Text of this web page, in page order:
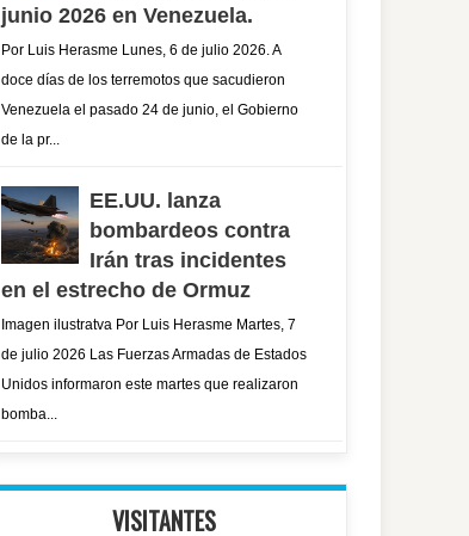
junio 2026 en Venezuela.
Por Luis Herasme Lunes, 6 de julio 2026. A
doce días de los terremotos que sacudieron
Venezuela el pasado 24 de junio, el Gobierno
de la pr...
EE.UU. lanza
bombardeos contra
Irán tras incidentes
en el estrecho de Ormuz
Imagen ilustratva Por Luis Herasme Martes, 7
de julio 2026 Las Fuerzas Armadas de Estados
Unidos informaron este martes que realizaron
bomba...
VISITANTES